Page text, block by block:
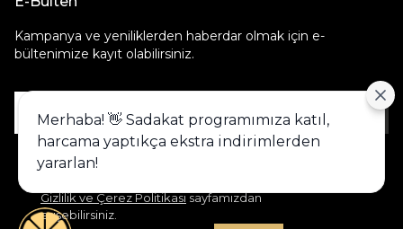
Alışveriş deneyiminizi iyileştirmek için
yasal düzenlemelere uygun çerezler
Gizlilik ve Çerez Politikasısayfamızdan
erişebilirsiniz.
Kampanya ve yeniliklerden haberdar olmak için e-
bültenimize kayıt olabilirsiniz.
Gönder
Merhaba! 👋 Sadakat programımıza katıl,
harcama yaptıkça ekstra indirimlerden
yararlan!